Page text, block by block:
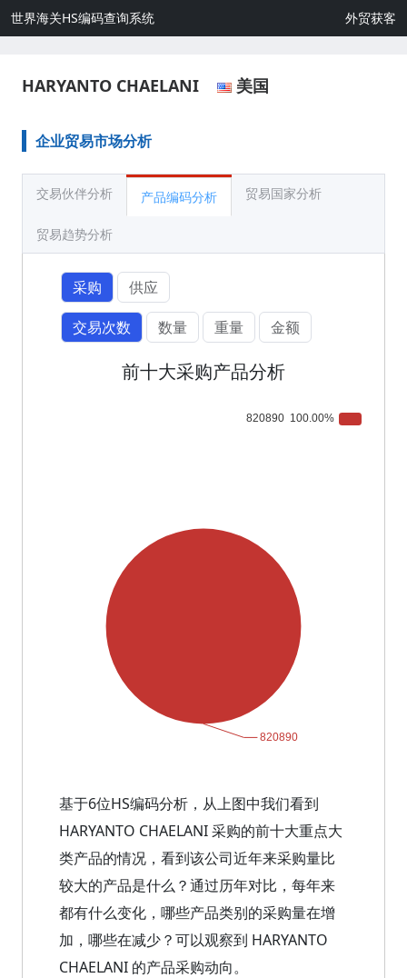
世界海关HS编码查询系统 外贸获客
HARYANTO CHAELANI 美国
企业贸易市场分析
交易伙伴分析 产品编码分析 贸易国家分析
贸易趋势分析
采购
供应
交易次数
数量 重量 金额
前十大采购产品分析
基于6位HS编码分析，从上图中我们看到
HARYANTO CHAELANI 采购的前十大重点大
类产品的情况，看到该公司近年来采购量比
较大的产品是什么？通过历年对比，每年来
都有什么变化，哪些产品类别的采购量在增
加，哪些在减少？可以观察到 HARYANTO
CHAELANI 的产品采购动向。